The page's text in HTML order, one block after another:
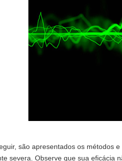
são apresentados os métodos
severa. Observe que sua eficácia